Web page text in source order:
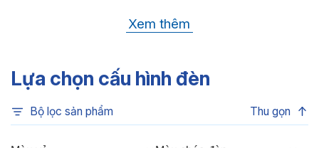
OSRAM(GERMANY)
Nhiệt độ màu:6500K, 4000K, 3500K,
3000K
Chỉ số hoàn màu:
Xem thêm
Lựa chọn cấu hình đèn
Bộ lọc sản phẩm Thu gọn